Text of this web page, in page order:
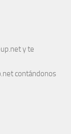
y te
contándonos